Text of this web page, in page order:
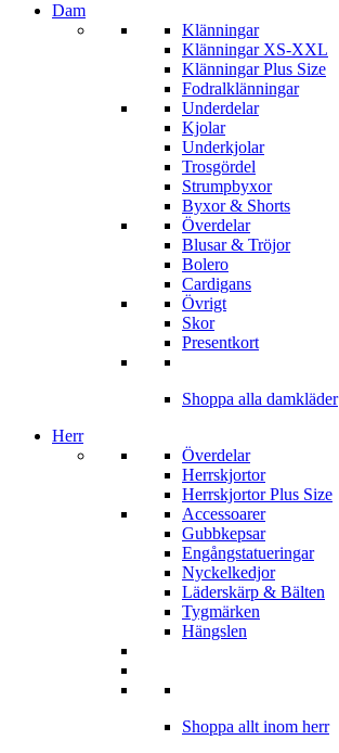
Dam
Klänningar
Klänningar XS-XXL
Klänningar Plus Size
Fodralklänningar
Underdelar
Kjolar
Underkjolar
Trosgördel
Strumpbyxor
Byxor & Shorts
Överdelar
Blusar & Tröjor
Bolero
Cardigans
Övrigt
Skor
Presentkort
Shoppa alla damkläder
Herr
Överdelar
Herrskjortor
Herrskjortor Plus Size
Accessoarer
Gubbkepsar
Engångstatueringar
Nyckelkedjor
Läderskärp & Bälten
Tygmärken
Hängslen
Shoppa allt inom herr